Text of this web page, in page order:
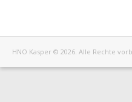
HNO Kasper © 2026. Alle Rechte